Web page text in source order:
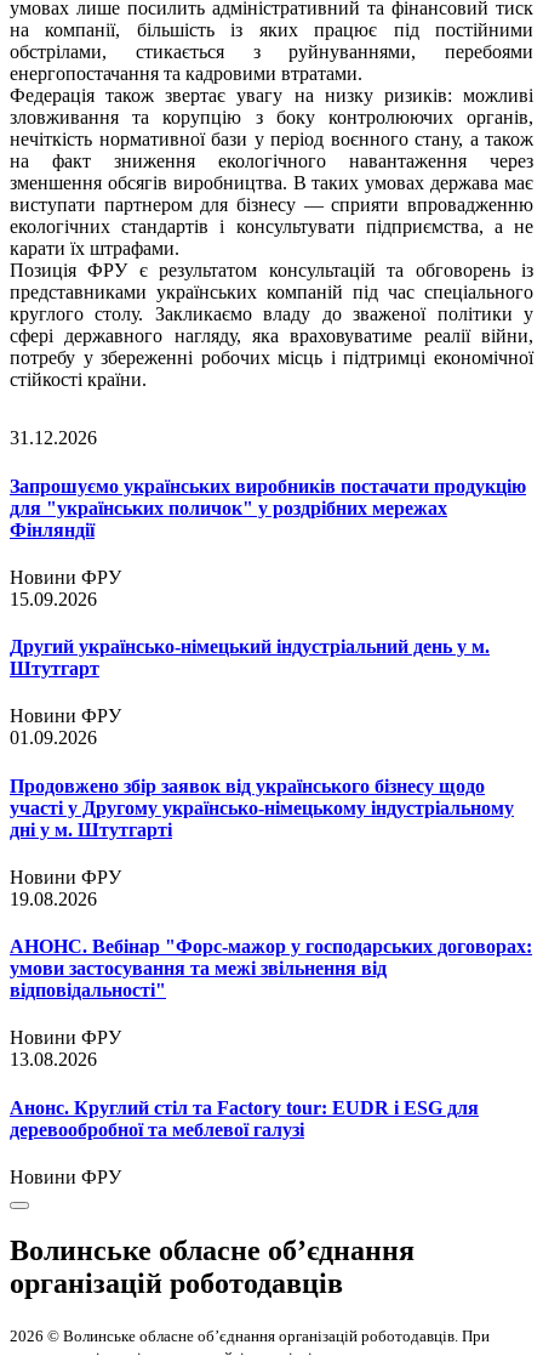
умовах лише посилить адміністративний та фінансовий тиск
на компанії, більшість із яких працює під постійними
обстрілами, стикається з руйнуваннями, перебоями
енергопостачання та кадровими втратами.
Федерація також звертає увагу на низку ризиків: можливі
зловживання та корупцію з боку контролюючих органів,
нечіткість нормативної бази у період воєнного стану, а також
на факт зниження екологічного навантаження через
зменшення обсягів виробництва. В таких умовах держава має
виступати партнером для бізнесу — сприяти впровадженню
екологічних стандартів і консультувати підприємства, а не
карати їх штрафами.
Позиція ФРУ є результатом консультацій та обговорень із
представниками українських компаній під час спеціального
круглого столу. Закликаємо владу до зваженої політики у
сфері державного нагляду, яка враховуватиме реалії війни,
потребу у збереженні робочих місць і підтримці економічної
стійкості країни.
31.12.2026
Запрошуємо українських виробників постачати продукцію
для "українських поличок" у роздрібних мережах
Фінляндії
Новини ФРУ
15.09.2026
Другий українсько-німецький індустріальний день у м.
Штутгарт
Новини ФРУ
01.09.2026
Продовжено збір заявок від українського бізнесу щодо
участі у Другому українсько-німецькому індустріальному
дні у м. Штутгарті
Новини ФРУ
19.08.2026
АНОНС. Вебінар "Форс-мажор у господарських договорах:
умови застосування та межі звільнення від
відповідальності"
Новини ФРУ
13.08.2026
Анонс. Круглий стіл та Factory tour: EUDR і ESG для
деревообробної та меблевої галузі
Новини ФРУ
Волинське обласне об’єднання
організацій роботодавців
2026 © Волинське обласне об’єднання організацій роботодавців. При